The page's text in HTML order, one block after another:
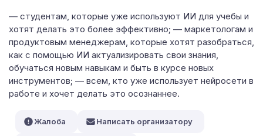
— студентам, которые уже используют ИИ для учебы и
хотят делать это более эффективно; — маркетологам и
продуктовым менеджерам, которые хотят разобраться,
как с помощью ИИ актуализировать свои знания,
обучаться новым навыкам и быть в курсе новых
инструментов; — всем, кто уже использует нейросети в
работе и хочет делать это осознаннее.
Жалоба Написать организатору